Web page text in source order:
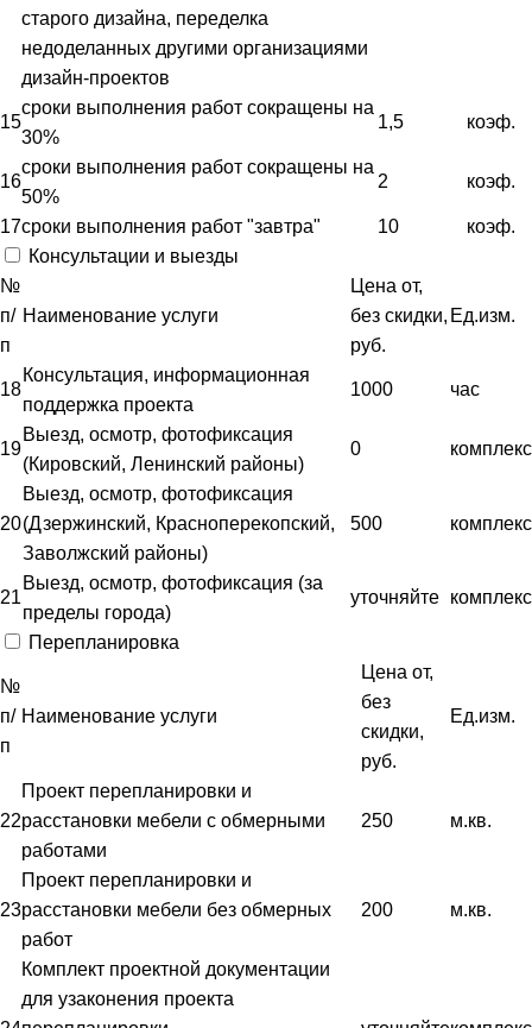
старого дизайна, переделка
недоделанных другими организациями
дизайн-проектов
15
сроки выполнения работ сокращены на
30%
1,5 коэф.
16
сроки выполнения работ сокращены на
50%
2 коэф.
17сроки выполнения работ "завтра" 10
коэф.
Консультации и выезды
№
п/
п
Наименование услуги
Цена от,
без скидки,
руб.
Ед.изм.
18
Консультация, информационная
поддержка проекта
1000 час
19
Выезд, осмотр, фотофиксация
(Кировский, Ленинский районы)
0 комплекс
20
Выезд, осмотр, фотофиксация
(Дзержинский, Красноперекопский,
Заволжский районы)
500 комплекс
21
Выезд, осмотр, фотофиксация (за
пределы города)
уточняйте комплекс
Перепланировка
№
п/
п
Наименование услуги
Цена от,
без
скидки,
руб.
Ед.изм.
22
Проект перепланировки и
расстановки мебели с обмерными
работами
250 м.кв.
23
Проект перепланировки и
расстановки мебели без обмерных
работ
200 м.кв.
Комплект проектной документации
для узаконения проекта